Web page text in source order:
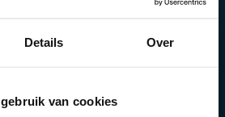
Details Over
van cookies